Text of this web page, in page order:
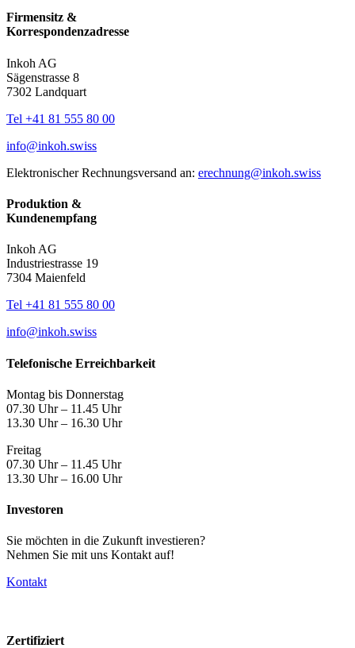
Firmensitz &
Korrespondenzadresse
Inkoh AG
Sägenstrasse 8
7302 Landquart
Tel +41 81 555 80 00
info@inkoh.swiss
Elektronischer Rechnungsversand an: erechnung@inkoh.swiss
Produktion &
Kundenempfang
Inkoh AG
Industriestrasse 19
7304 Maienfeld
Tel +41 81 555 80 00
info@inkoh.swiss
Telefonische Erreichbarkeit
Montag bis Donnerstag
07.30 Uhr – 11.45 Uhr
13.30 Uhr – 16.30 Uhr
Freitag
07.30 Uhr – 11.45 Uhr
13.30 Uhr – 16.00 Uhr
Investoren
Sie möchten in die Zukunft investieren?
Nehmen Sie mit uns Kontakt auf!
Kontakt
Zertifiziert